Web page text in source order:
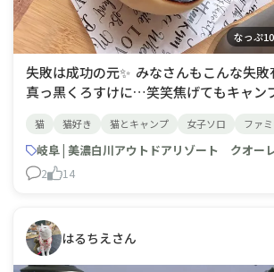
なっぷ
失敗は成功の元✨ みなさんもこんな失敗有りませんか…⁉️
真っ黒くろすけに…笑笑焦げてもキャ
は、ペット🈲のキャンプ場の為、ニャ
い中、電源サイトでぬくぬくしながら、
初ソロ経験をしました⛄️❄️
猫 猫好き 猫とキャンプ 女子ソロ ファ
岐阜 | 美濃白川アウトドアリゾート クオー
2 14
はるちえさん